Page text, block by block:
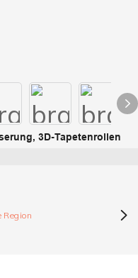
3D-Tapetenrollen
Region